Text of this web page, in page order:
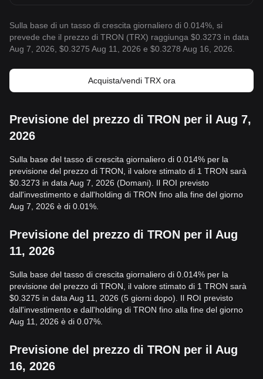
Sulla base di un tasso di crescita giornaliero di 0.014%, si
prevede che il prezzo di TRON (TRX) raggiunga $0.3273 in data
Aug 7, 2026, $0.3275 Aug 11, 2026 e $0.3278 Aug 16, 2026.
Acquista/vendi TRX ora
Previsione del prezzo di TRON per il Aug 7,
2026
Sulla base del tasso di crescita giornaliero di 0.014% per la
previsione del prezzo di TRON, il valore stimato di 1 TRON sarà
$0.3273 in data Aug 7, 2026 (Domani). Il ROI previsto
dall'investimento e dall'holding di TRON fino alla fine del giorno
Aug 7, 2026 è di 0.01%.
Previsione del prezzo di TRON per il Aug
11, 2026
Sulla base del tasso di crescita giornaliero di 0.014% per la
previsione del prezzo di TRON, il valore stimato di 1 TRON sarà
$0.3275 in data Aug 11, 2026 (5 giorni dopo). Il ROI previsto
dall'investimento e dall'holding di TRON fino alla fine del giorno
Aug 11, 2026 è di 0.07%.
Previsione del prezzo di TRON per il Aug
16, 2026